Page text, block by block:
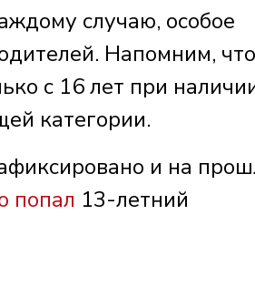
случаю, особое
Напомним, что
с 16 лет при
категории.
и на
попал 13-летний